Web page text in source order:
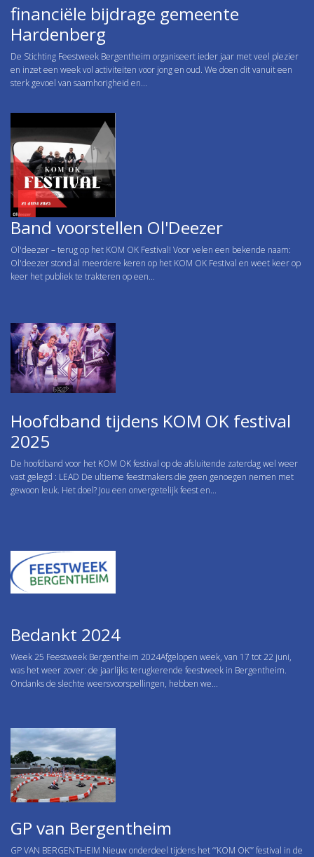
financiële bijdrage gemeente
Hardenberg
De Stichting Feestweek Bergentheim organiseert ieder jaar met veel plezier
en inzet een week vol activiteiten voor jong en oud. We doen dit vanuit een
sterk gevoel van saamhorigheid en...
Band voorstellen Ol'Deezer
Ol'deezer – terug op het KOM OK Festival! Voor velen een bekende naam:
Ol'deezer stond al meerdere keren op het KOM OK Festival en weet keer op
keer het publiek te trakteren op een...
Hoofdband tijdens KOM OK festival
2025
De hoofdband voor het KOM OK festival op de afsluitende zaterdag wel weer
vast gelegd : LEAD De ultieme feestmakers die geen genoegen nemen met
gewoon leuk. Het doel? Jou een onvergetelijk feest en...
Bedankt 2024
Week 25 Feestweek Bergentheim 2024Afgelopen week, van 17 tot 22 juni,
was het weer zover: de jaarlijks terugkerende feestweek in Bergentheim.
Ondanks de slechte weersvoorspellingen, hebben we...
GP van Bergentheim
GP VAN BERGENTHEIM Nieuw onderdeel tijdens het “’KOM OK”’ festival in de